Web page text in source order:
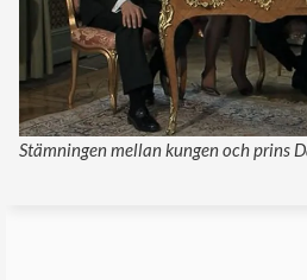
Stämningen mellan kungen och prins